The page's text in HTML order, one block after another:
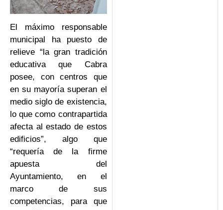
El máximo responsable
municipal ha puesto de
relieve “la gran tradición
educativa que Cabra
posee, con centros que
en su mayoría superan el
medio siglo de existencia,
lo que como contrapartida
afecta al estado de estos
edificios”, algo que
“requería de la firme
apuesta del
Ayuntamiento, en el
marco de sus
competencias, para que